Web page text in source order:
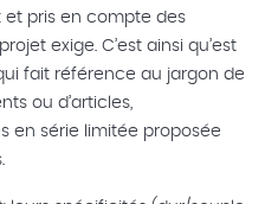
et pris en compte des
exige. C’est ainsi qu’est
fait référence au jargon de
ou d’articles,
en série limitée proposée